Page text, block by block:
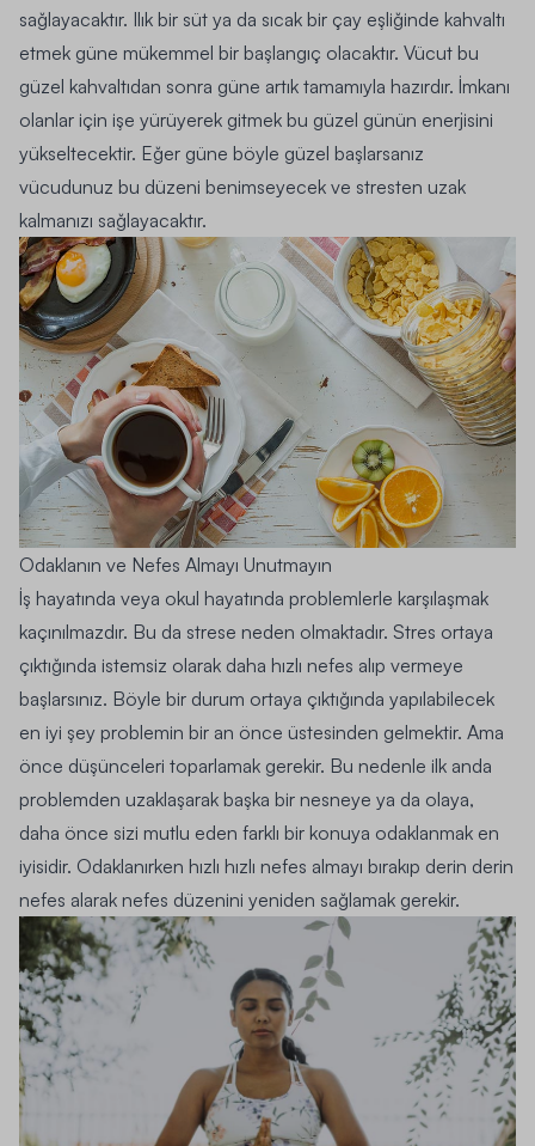
sağlayacaktır. Ilık bir süt ya da sıcak bir çay eşliğinde kahvaltı
etmek güne mükemmel bir başlangıç olacaktır. Vücut bu
güzel kahvaltıdan sonra güne artık tamamıyla hazırdır. İmkanı
olanlar için işe yürüyerek gitmek bu güzel günün enerjisini
yükseltecektir. Eğer güne böyle güzel başlarsanız
vücudunuz bu düzeni benimseyecek ve stresten uzak
kalmanızı sağlayacaktır.
Odaklanın ve Nefes Almayı Unutmayın
İş hayatında veya okul hayatında problemlerle karşılaşmak
kaçınılmazdır. Bu da strese neden olmaktadır. Stres ortaya
çıktığında istemsiz olarak daha hızlı nefes alıp vermeye
başlarsınız. Böyle bir durum ortaya çıktığında yapılabilecek
en iyi şey problemin bir an önce üstesinden gelmektir. Ama
önce düşünceleri toparlamak gerekir. Bu nedenle ilk anda
problemden uzaklaşarak başka bir nesneye ya da olaya,
daha önce sizi mutlu eden farklı bir konuya odaklanmak en
iyisidir. Odaklanırken hızlı hızlı nefes almayı bırakıp derin derin
nefes alarak nefes düzenini yeniden sağlamak gerekir.